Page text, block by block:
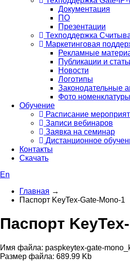
Документация
ПО
Презентации
Техподдержка
Маркетинговая
Рекламные
Публикации и
Новости
Логотипы
Законодательные
Фото
Обучение
Расписание
Записи вебинаров
Заявка на семинар
Дистанционное
Контакты
Скачать
En
Главная →
Паспорт KeyTex-Gate-Mono-1
Паспорт
Имя файла: paspkeytex-gate-
Размер файла: 689.99 Kb